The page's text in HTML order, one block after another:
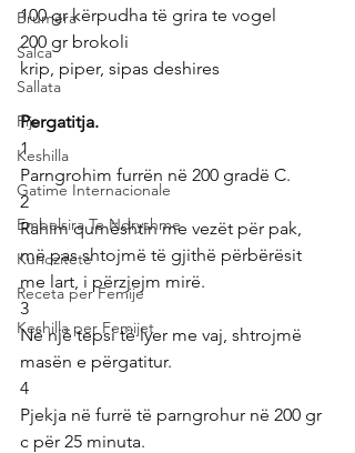
Brumera
Salca
Sallata
Pije
Keshilla
Gatime Internacionale
Embelsira Te Ndryshme
Kuriozitete
Receta per Femije
Keshilla per Femijet
100 gr kërpudha të grira te vogel
200 gr brokoli
krip, piper, sipas deshires
Pergatitja.
1
Parngrohim furrën në 200 gradë C.
2
Rahim qumështin me vezët për pak,
më pas shtojmë të gjithë përbërësit
me lart, i përzjejm mirë.
3
Në një tepsi të lyer me vaj, shtrojmë
masën e përgatitur.
4
Pjekja në furrë të parngrohur në 200 gr
c për 25 minuta.